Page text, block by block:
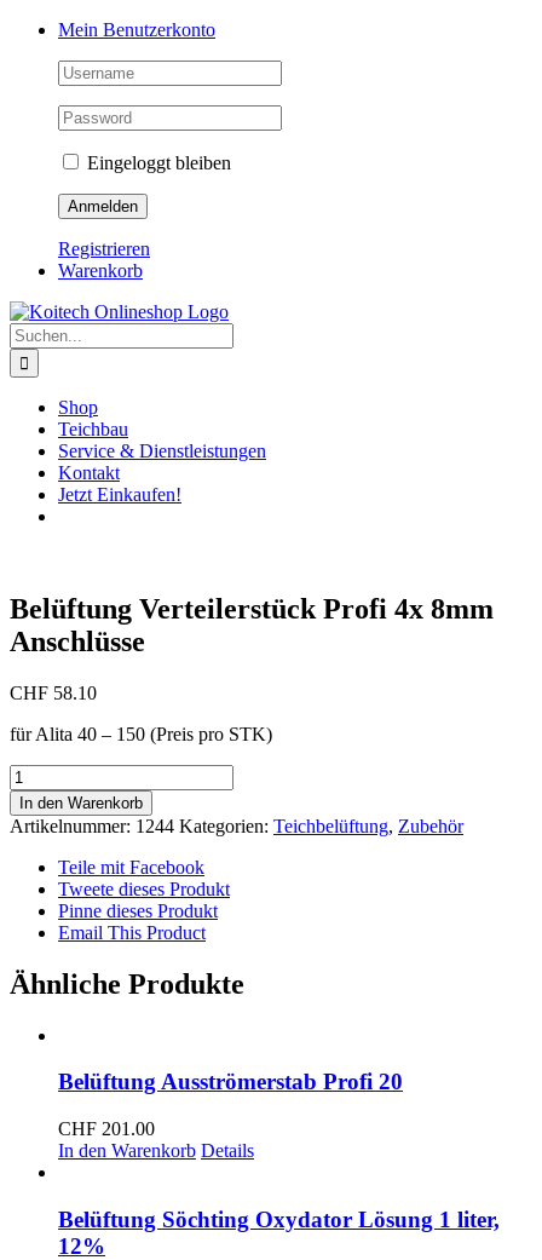
Skip
Mein Benutzerkonto
Eingeloggt bleiben
Registrieren
Warenkorb
Suche
nach:
Shop
Teichbau
Service & Dienstleistungen
Kontakt
Jetzt Einkaufen!
Belüftung Verteilerstück Profi 4x 8mm
Anschlüsse
CHF 58.10
für Alita 40 – 150 (Preis pro STK)
Belüftung
Verteilerstück
Profi
4x
8mm
Anschlüsse
Menge
In den Warenkorb
Artikelnummer: 1244 Kategorien: Teichbelüftung, Zubehör
Teile mit Facebook
Tweete dieses Produkt
Pinne dieses Produkt
Email This Product
Ähnliche Produkte
Belüftung Ausströmerstab Profi 20
CHF 201.00
In den Warenkorb Details
Belüftung Söchting Oxydator Lösung 1 liter,
12%